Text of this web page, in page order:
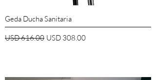
Geda Ducha Sanitaria
Precio
USD 616.00 Precio de oferta
USD 308.00